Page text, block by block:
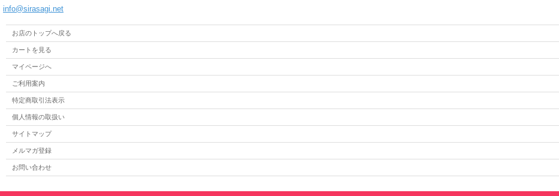
info@sirasagi.net
お店のトップへ戻る
カートを見る
マイページへ
ご利用案内
特定商取引法表示
個人情報の取扱い
サイトマップ
メルマガ登録
お問い合わせ